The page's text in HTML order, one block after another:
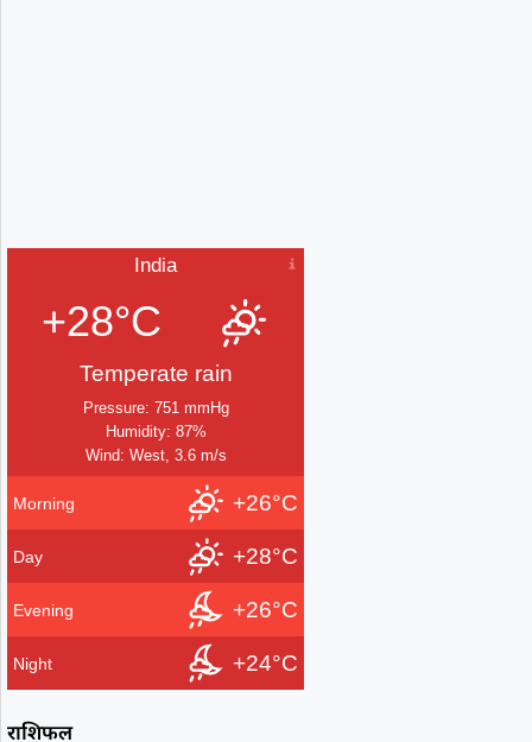
India
+28°C
Temperate rain
Pressure: 751 mmHg
Humidity: 87%
Wind: West, 3.6 m/s
Morning +26°C
Day +28°C
Evening +26°C
Night +24°C
राशिफल